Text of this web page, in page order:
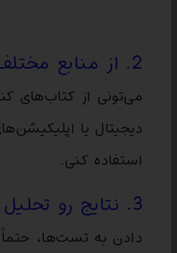
2. از منابع مختلف استفاده کن:
می‌تونی از کتاب‌های
دیجیتال یا
استفاده کنی.
3. نتایج رو تحلیل کن:
دادن به تست‌ها،